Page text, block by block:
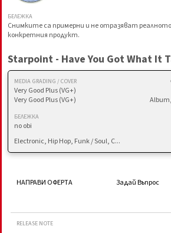
БЕЛЕЖКА
Снимките са примерни и не отразяват
конкретния продукт.
Starpoint - Have You Got What It
MEDIA GRADING / COVER
Very Good Plus (VG+)
Very Good Plus (VG+)
БЕЛЕЖКА
no obi
Electronic, Hip Hop, Funk / Soul, C...
НАПРАВИ ОФЕРТА Задай Въпрос
RELEASE NOTE